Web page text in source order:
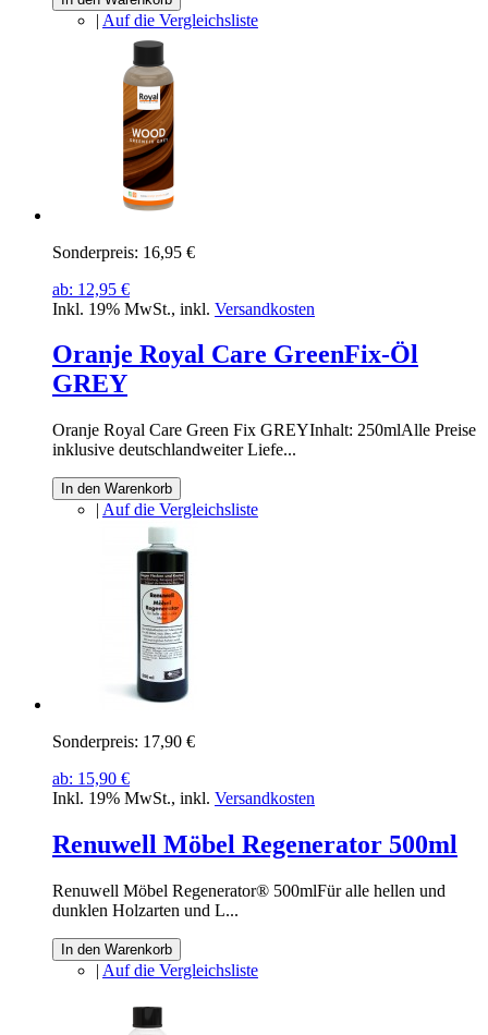
| Auf die Vergleichsliste
Sonderpreis: 16,95 €
ab: 12,95 €
Inkl. 19% MwSt., inkl. Versandkosten
Oranje Royal Care GreenFix-Öl
GREY
Oranje Royal Care Green Fix GREYInhalt: 250mlAlle Preise
inklusive deutschlandweiter Liefe...
In den Warenkorb
| Auf die Vergleichsliste
Sonderpreis: 17,90 €
ab: 15,90 €
Inkl. 19% MwSt., inkl. Versandkosten
Renuwell Möbel Regenerator 500ml
Renuwell Möbel Regenerator® 500mlFür alle hellen und
dunklen Holzarten und L...
In den Warenkorb
| Auf die Vergleichsliste